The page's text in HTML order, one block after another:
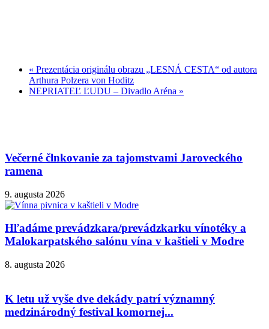
« Prezentácia originálu obrazu „LESNÁ CESTA“ od autora
Arthura Polzera von Hoditz
NEPRIATEĽ ĽUDU – Divadlo Aréna »
Večerné člnkovanie za tajomstvami Jaroveckého
ramena
9. augusta 2026
Hľadáme prevádzkara/prevádzkarku vínotéky a
Malokarpatského salónu vína v kaštieli v Modre
8. augusta 2026
K letu už vyše dve dekády patrí významný
medzinárodný festival komornej...